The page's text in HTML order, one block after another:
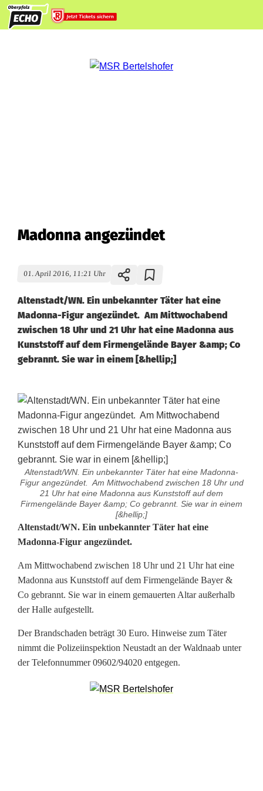
Madonna angezündet
01. April 2016, 11:21 Uhr
Altenstadt/WN. Ein unbekannter Täter hat eine
Madonna-Figur angezündet. Am Mittwochabend
zwischen 18 Uhr und 21 Uhr hat eine Madonna aus
Kunststoff auf dem Firmengelände Bayer &amp; Co
gebrannt. Sie war in einem [&hellip;]
Altenstadt/WN. Ein unbekannter Täter hat eine Madonna-
Figur angezündet. Am Mittwochabend zwischen 18 Uhr und
21 Uhr hat eine Madonna aus Kunststoff auf dem
Firmengelände Bayer &amp; Co gebrannt. Sie war in einem
[&hellip;]
M
d
o
n
a
Altenstadt/WN. Ein unbekannter Täter hat eine
Madonna-Figur angezündet.
Am Mittwochabend zwischen 18 Uhr und 21 Uhr hat eine
Madonna aus Kunststoff auf dem Firmengelände Bayer &
Co gebrannt. Sie war in einem gemauerten Altar außerhalb
der Halle aufgestellt.
Der Brandschaden beträgt 30 Euro. Hinweise zum Täter
nimmt die Polizeiinspektion Neustadt an der Waldnaab unter
der Telefonnummer 09602/94020 entgegen.